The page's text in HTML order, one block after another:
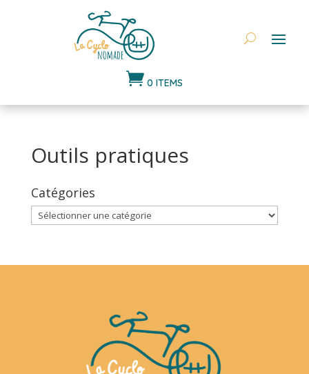
 0 ITEMS
Outils pratiques
Catégories
Catégories